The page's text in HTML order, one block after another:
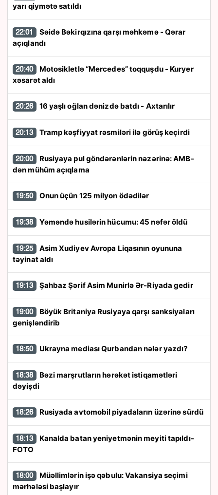
yarı qiymətə satıldı
22:01
açıqlandı
20:40
xəsarət aldı
20:26 16 yaşlı oğlan dənizdə batdı - Axtarılır
20:13 Tramp kəşfiyyat rəsmiləri ilə görüş keçirdi
20:00
dən mühüm açıqlama
19:50 Onun üçün 125 milyon ödədilər
19:38 Yəməndə husilərin hücumu: 45 nəfər öldü
19:25
təyinat aldı
19:13 Şahbaz Şərif Asim Munirlə Ər-Riyada gedir
19:00
genişləndirib
18:50 Ukrayna mediası Qurbandan nələr yazdı?
18:38
dəyişdi
18:26 Rusiyada avtomobil piyadaların üzərinə sürdü
18:13
FOTO
18:00
mərhələsi başlayır